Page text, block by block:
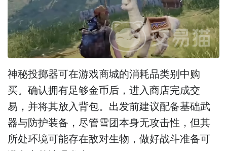
神秘投掷器可在游戏商城的消耗品类别中购
买。确认拥有足够金币后，进入商店完成交
易，并将其放入背包。出发前建议配备基础武
器与防护装备，尽管雪团本身无攻击性，但其
所处环境可能存在敌对生物，做好战斗准备可